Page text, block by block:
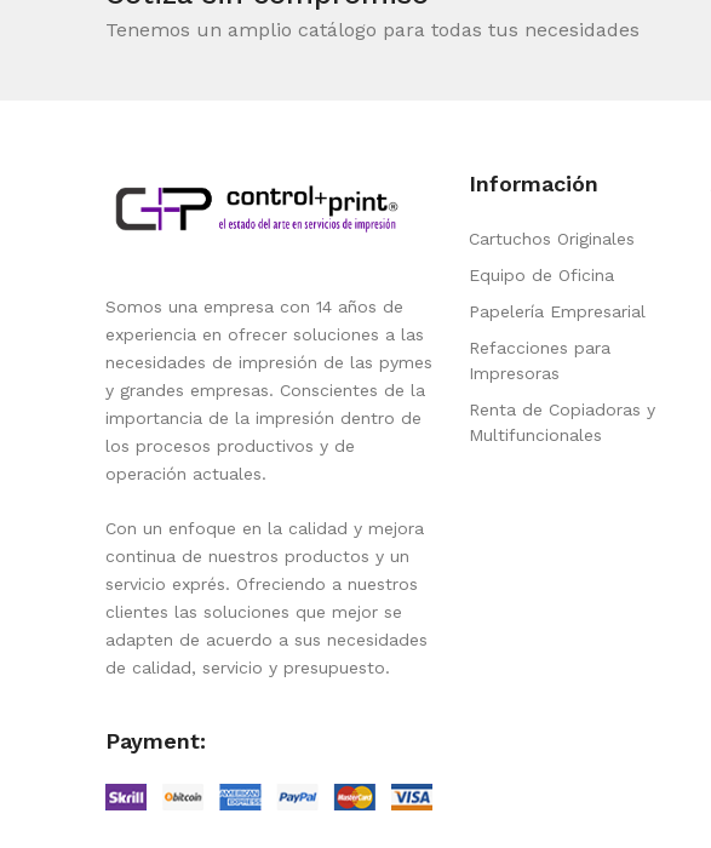
Tenemos un amplio catálogo para todas tus necesidades
Somos una empresa con 14 años de
experiencia en ofrecer soluciones a las
necesidades de impresión de las pymes
y grandes empresas. Conscientes de la
importancia de la impresión dentro de
los procesos productivos y de
operación actuales.
Con un enfoque en la calidad y mejora
continua de nuestros productos y un
servicio exprés. Ofreciendo a nuestros
clientes las soluciones que mejor se
adapten de acuerdo a sus necesidades
de calidad, servicio y presupuesto.
Payment:
Información
Cartuchos Originales
Equipo de Oficina
Papelería Empresarial
Refacciones para
Impresoras
Renta de Copiadoras y
Multifuncionales